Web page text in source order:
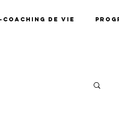
coaching de vie